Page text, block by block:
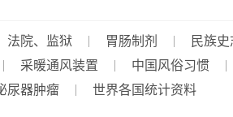
法院、监狱 胃肠制剂
民族
采暖通风装置 中国风俗习惯
尿器肿瘤 世界各国统计资料